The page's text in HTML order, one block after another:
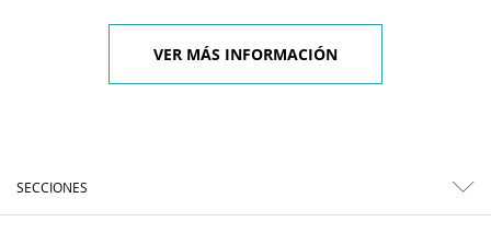
VER MÁS INFORMACIÓN
SECCIONES